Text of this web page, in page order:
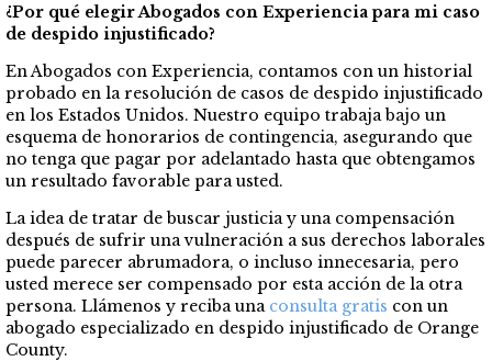
¿Por qué elegir Abogados con Experiencia para mi caso
de despido injustificado?
En Abogados con Experiencia, contamos con un historial
probado en la resolución de casos de despido injustificado
en los Estados Unidos. Nuestro equipo trabaja bajo un
esquema de honorarios de contingencia, asegurando que
no tenga que pagar por adelantado hasta que obtengamos
un resultado favorable para usted.
La idea de tratar de buscar justicia y una compensación
después de sufrir una vulneración a sus derechos laborales
puede parecer abrumadora, o incluso innecesaria, pero
usted merece ser compensado por esta acción de la otra
persona. Llámenos y reciba una consulta gratis con un
abogado especializado en despido injustificado de Orange
County.